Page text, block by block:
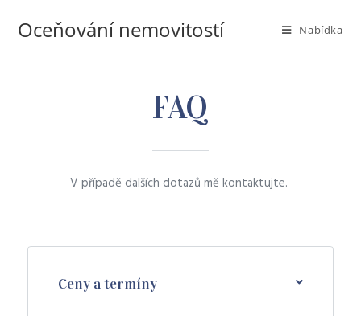
Oceňování nemovitostí Nabídka
FAQ
V případě dalších dotazů mě kontaktujte.
Ceny a termíny